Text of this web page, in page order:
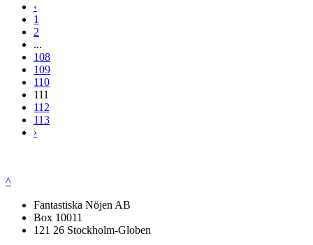
‹
1
2
...
108
109
110
111
112
113
›
^
Fantastiska Nöjen AB
Box 10011
121 26 Stockholm-Globen